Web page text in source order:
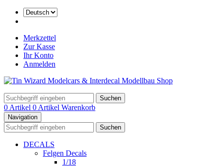
Merkzettel
Zur Kasse
Ihr Konto
Anmelden
Suchen
0 Artikel 0 Artikel Warenkorb
Navigation
Suchen
DECALS
Felgen Decals
1/18